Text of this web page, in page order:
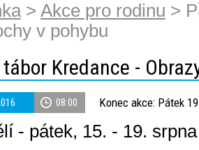
> Akce pro rodinu >
v pohybu
Kredance -
08:00 Konec akce: Pátek
- pátek, 15. - 19.